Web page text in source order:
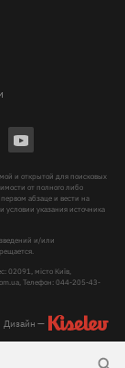
и открытой для поисковых
от полного либо
абзаце и вести на
указания источника
и/или
02091, місто Київ,
, Телефон: 044-205-43-
Дизайн —